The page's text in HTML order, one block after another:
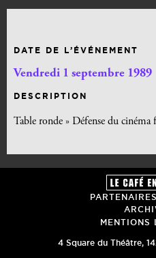
DATE DE L’ÉVÉNEMENT
Vendredi 1 septembre 1989
DESCRIPTION
Table ronde » Défense du cinéma
MENTIONS
4 Square du Théâtre,